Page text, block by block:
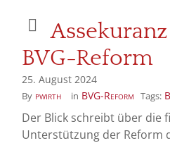
BVG-Reform
25. August 2024
By pwirth in BVG-Reform Tags:
Der Blick schreibt über die
Unterstützung der Reform